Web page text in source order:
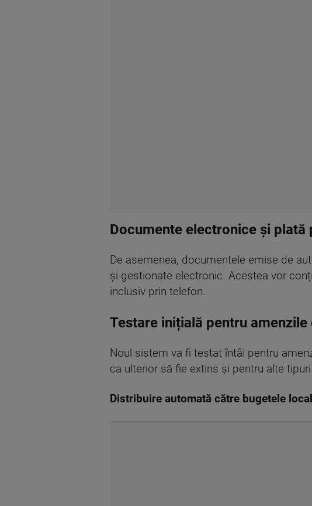
Documente electronice și plată
De asemenea, documentele emise de
și gestionate electronic. Acestea vor
inclusiv prin telefon.
Testare inițială pentru
Noul sistem va fi testat întâi pentru
ca ulterior să fie extins și pentru alte
Distribuire automată către bugetele